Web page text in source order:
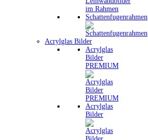
Schattenfugenrahmen
Acrylglas Bilder
Acrylglas
Bilder
PREMIUM
Acrylglas
Bilder